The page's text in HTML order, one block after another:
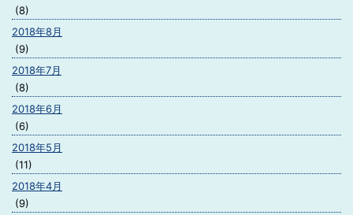
(8)
2018年8月
(9)
2018年7月
(8)
2018年6月
(6)
2018年5月
(11)
2018年4月
(9)